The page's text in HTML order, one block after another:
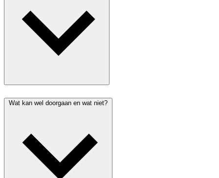
Wat kan wel doorgaan en wat niet?